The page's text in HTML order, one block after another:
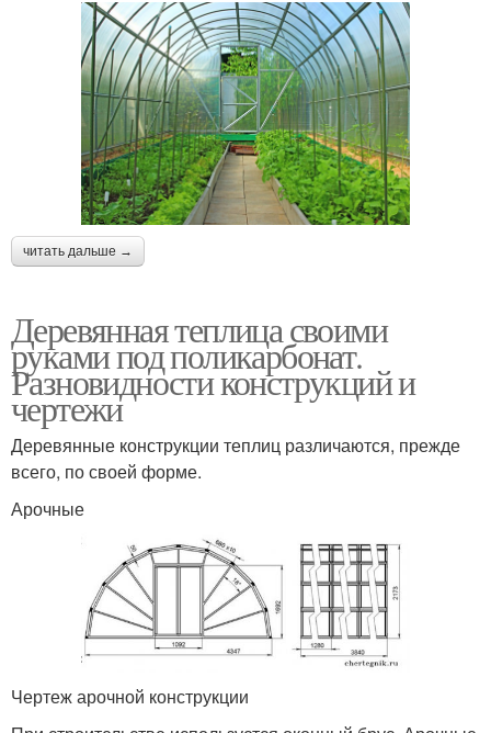
читать дальше →
Деревянная теплица своими
руками под поликарбонат.
Разновидности конструкций и
чертежи
Деревянные конструкции теплиц различаются, прежде
всего, по своей форме.
Арочные
Чертеж арочной конструкции